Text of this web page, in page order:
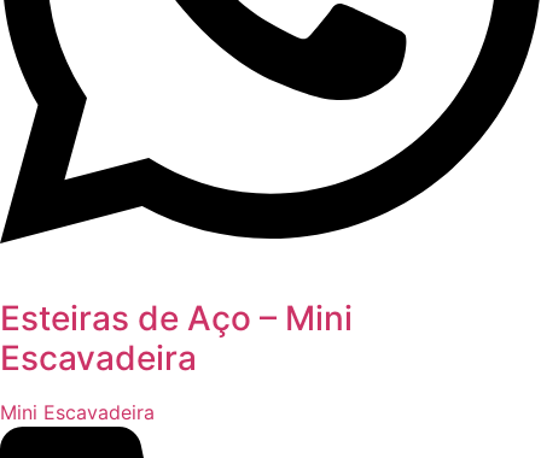
Esteiras de Aço – Mini
Escavadeira
Mini Escavadeira